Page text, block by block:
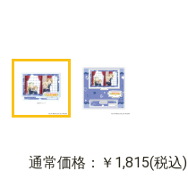
通常価格：￥1,815(税込)